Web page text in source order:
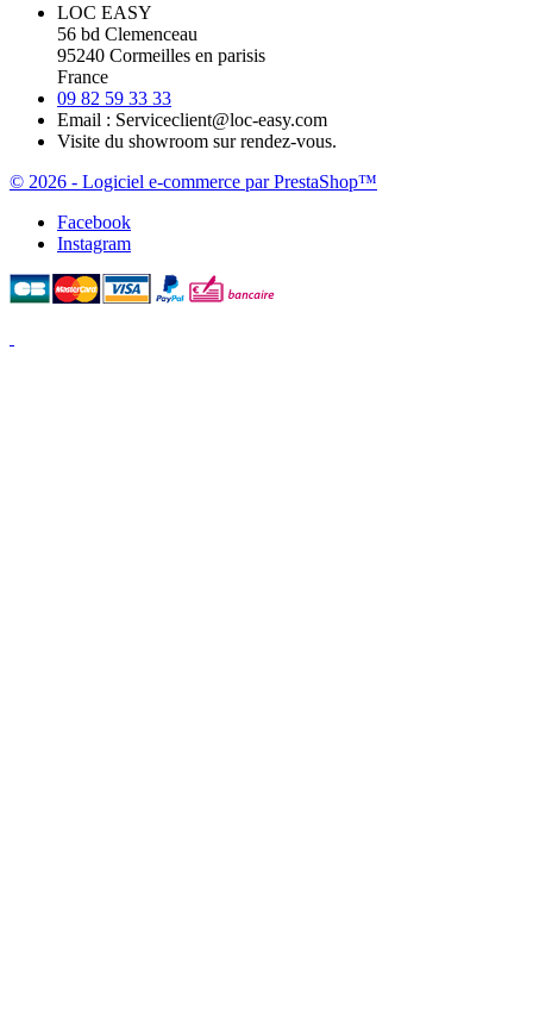
LOC EASY
56 bd Clemenceau
95240 Cormeilles en parisis
France
09 82 59 33 33
Email : Serviceclient@loc-easy.com
Visite du showroom sur rendez-vous.
© 2026 - Logiciel e-commerce par PrestaShop™
Facebook
Instagram